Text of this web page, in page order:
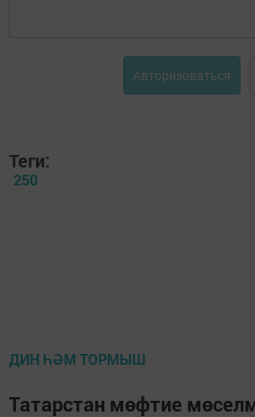
Авторизоваться
Теги:
250
ДИН ҺӘМ ТОРМЫШ
Татарстан мөфтие